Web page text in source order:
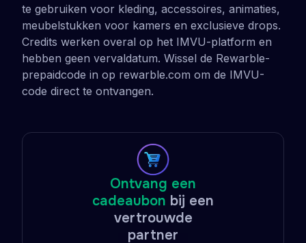
te gebruiken voor kleding, accessoires, animaties,
meubelstukken voor kamers en exclusieve drops.
Credits werken overal op het IMVU-platform en
hebben geen vervaldatum. Wissel de Rewarble-
prepaidcode in op rewarble.com om de IMVU-
code direct te ontvangen.
Ontvang een
cadeaubon bij een
vertrouwde
partner